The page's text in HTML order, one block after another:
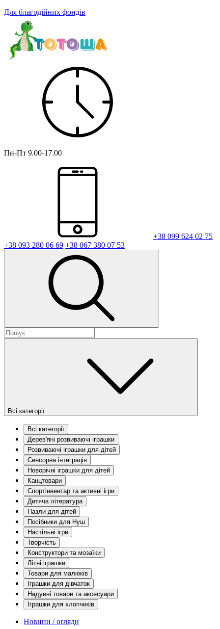
Для благодійних фондів
Пн-Пт 9.00-17.00
+38 099 624 02 75
+38 093 280 06 69 +38 067 380 07 53
Всі категорії
Всі категорії
Дерев'яні розвиваючі іграшки
Розвиваючі іграшки для дітей
Сенсорна інтеграція
Новорічні іграшки для дітей
Канцтовари
Спортінвентар та активні ігри
Дитяча література
Пазли для дітей
Посібники для Нуш
Настільні ігри
Творчість
Конструктори та мозаїки
Літні іграшки
Товари для малюків
Іграшки для дівчаток
Надувні товари та аксесуари
Іграшки для хлопчиків
Новини / огляди